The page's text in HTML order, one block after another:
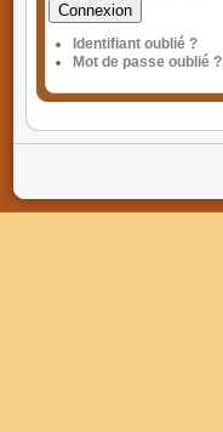
Connexion
Identifiant oublié ?
Mot de passe oublié ?